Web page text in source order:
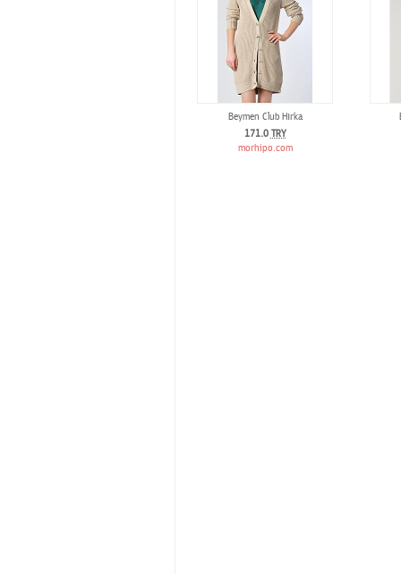
Beymen Club Hırka
171.0 TRY
morhipo.com